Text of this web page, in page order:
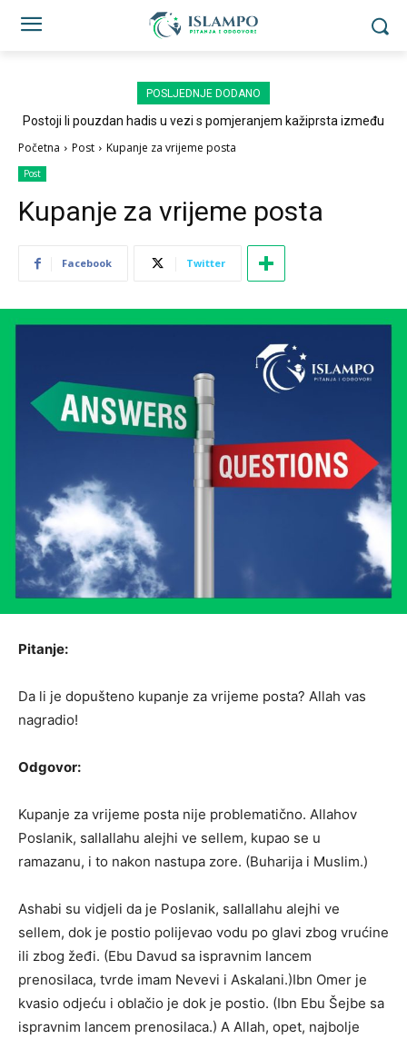
POSLJEDNJE DODANO
Postoji li pouzdan hadis u vezi s pomjeranjem kažiprsta između
Početna Post Kupanje za vrijeme posta
Post
Kupanje za vrijeme posta
Facebook Twitter
Pitanje:
Da li je dopušteno kupanje za vrijeme posta? Allah vas
nagradio!
Odgovor:
Kupanje za vrijeme posta nije problematično. Allahov
Poslanik, sallallahu alejhi ve sellem, kupao se u
ramazanu, i to nakon nastupa zore. (Buharija i Muslim.)
Ashabi su vidjeli da je Poslanik, sallallahu alejhi ve
sellem, dok je postio polijevao vodu po glavi zbog vrućine
ili zbog žeđi. (Ebu Davud sa ispravnim lancem
prenosilaca, tvrde imam Nevevi i Askalani.)Ibn Omer je
kvasio odjeću i oblačio je dok je postio. (Ibn Ebu Šejbe sa
ispravnim lancem prenosilaca.) A Allah, opet, najbolje